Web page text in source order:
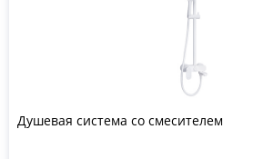
Душевая система со смесителем